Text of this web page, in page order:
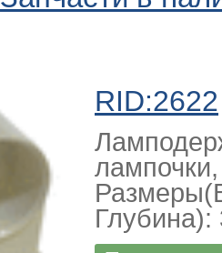
RID:2622
Глубина):